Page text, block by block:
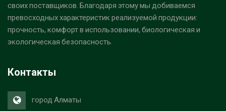
своих поставщиков. Благодаря этому мы добиваемся
превосходных характеристик реализуемой продукции:
прочность, комфорт в использовании, биологическая и
экологическая безопасность.
Контакты
город Алматы